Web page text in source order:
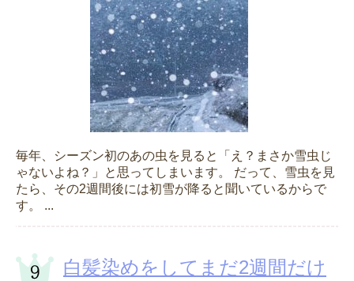
毎年、シーズン初のあの虫を見ると「え？まさか雪虫じ
ゃないよね？」と思ってしまいます。 だって、雪虫を見
たら、その2週間後には初雪が降ると聞いているからで
す。 ...
白髪染めをしてまだ2週間だけ